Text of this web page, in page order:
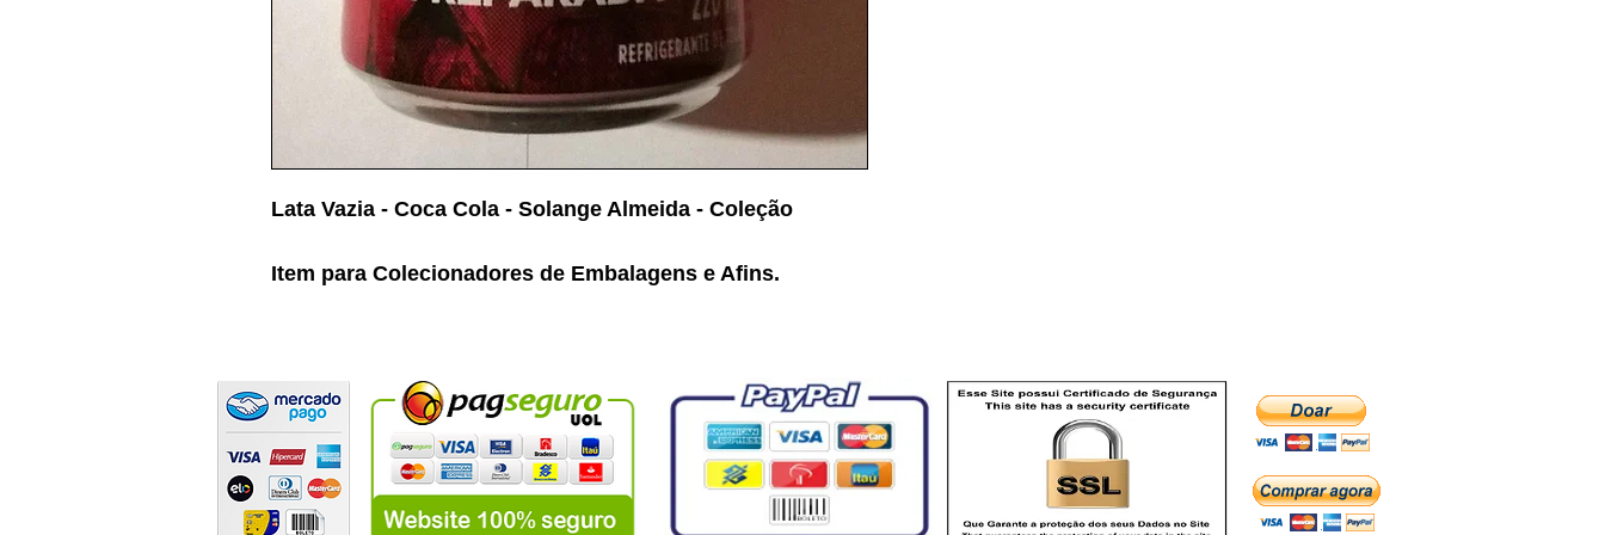
Lata Vazia - Coca Cola - Solange Almeida - Coleção
Item para Colecionadores de Embalagens e Afins.